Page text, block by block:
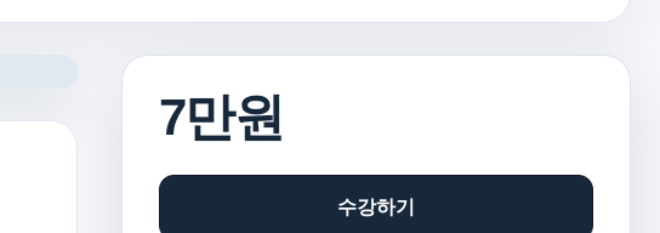
7만원
수강하기